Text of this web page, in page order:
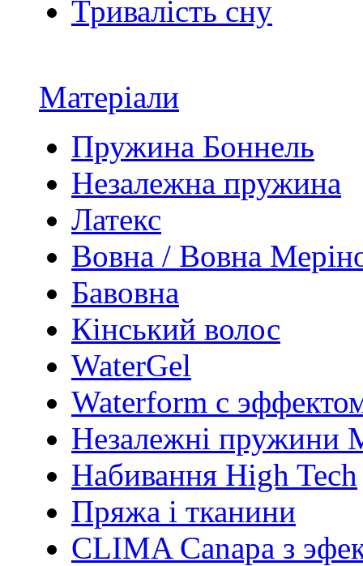
Тривалість сну
Матеріали
Пружина Боннель
Незалежна пружина
Латекс
Вовна / Вовна
Бавовна
Кінський волос
WaterGel
Waterform с
Незалежні пружини
Набивання High Tech
Пряжа і тканини
CLIMA Canapa з